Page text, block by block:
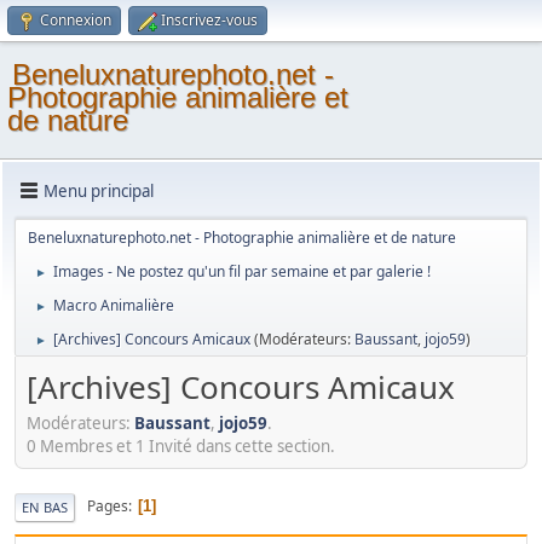
Connexion Inscrivez-vous
Beneluxnaturephoto.net -
Photographie animalière et
de nature
Menu principal
Beneluxnaturephoto.net - Photographie animalière et de nature
► Images - Ne postez qu'un fil par semaine et par galerie !
► Macro Animalière
► [Archives] Concours Amicaux(Modérateurs: Baussant, jojo59)
[Archives] Concours Amicaux
Modérateurs: Baussant, jojo59.
0 Membres et 1 Invité dans cette section.
EN BAS Pages 1